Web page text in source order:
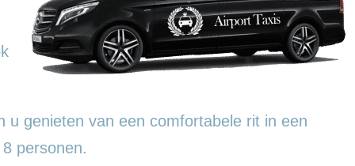
genieten van een comfortabele rit in een
personen.